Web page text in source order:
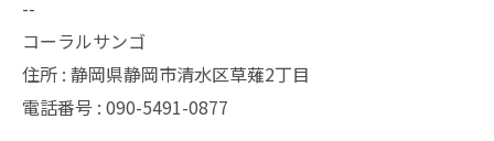
--
コーラルサンゴ
住所 : 静岡県静岡市清水区草薙2丁目
電話番号 : 090-5491-0877